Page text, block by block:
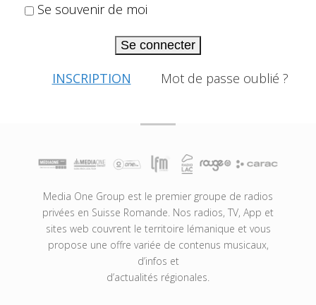
Se souvenir de moi
Se connecter
INSCRIPTION Mot de passe oublié ?
Media One Group est le premier groupe de radios
privées en Suisse Romande. Nos radios, TV, App et
sites web couvrent le territoire lémanique et vous
propose une offre variée de contenus musicaux,
d’infos et
d’actualités régionales.